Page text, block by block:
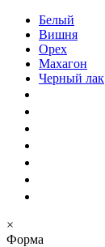
Белый
Вишня
Орех
Махагон
Черный лак
×
Форма